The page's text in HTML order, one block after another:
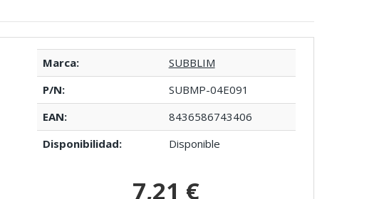
Marca:
SUBBLIM
P/N:
SUBMP-04E091
EAN:
8436586743406
Disponibilidad:
Disponible
7,21 €